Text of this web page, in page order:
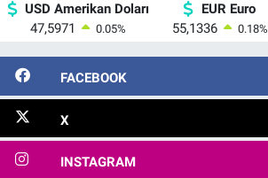
USD Amerikan Doları
47,5971
0.05%
EUR Euro
55,1336
0.18%
FACEBOOK
X
INSTAGRAM